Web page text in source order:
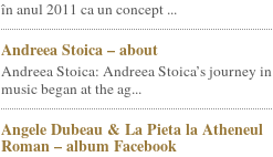
în anul 2011 ca un concept ...
Andreea Stoica – about
Andreea Stoica: Andreea Stoica’s journey in
music began at the ag...
Angele Dubeau & La Pieta la Atheneul
Roman – album Facebook